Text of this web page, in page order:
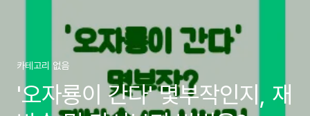
카테고리 없음
'오자룡이 간다' 몇부작인지, 재